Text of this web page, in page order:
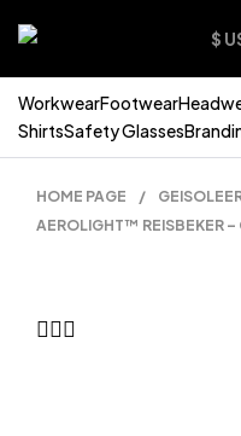
$
WorkwearFootwear
ShirtsSafety Glasses
HOME PAGE /
AEROLIGHT™ REISBEKER –